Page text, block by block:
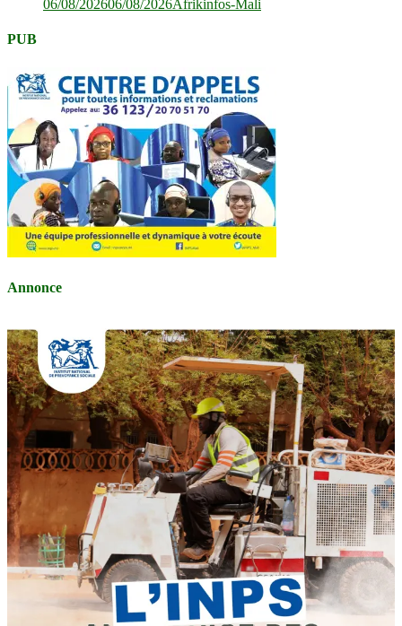
06/08/202606/08/2026Afrikinfos-Mali
PUB
Annonce